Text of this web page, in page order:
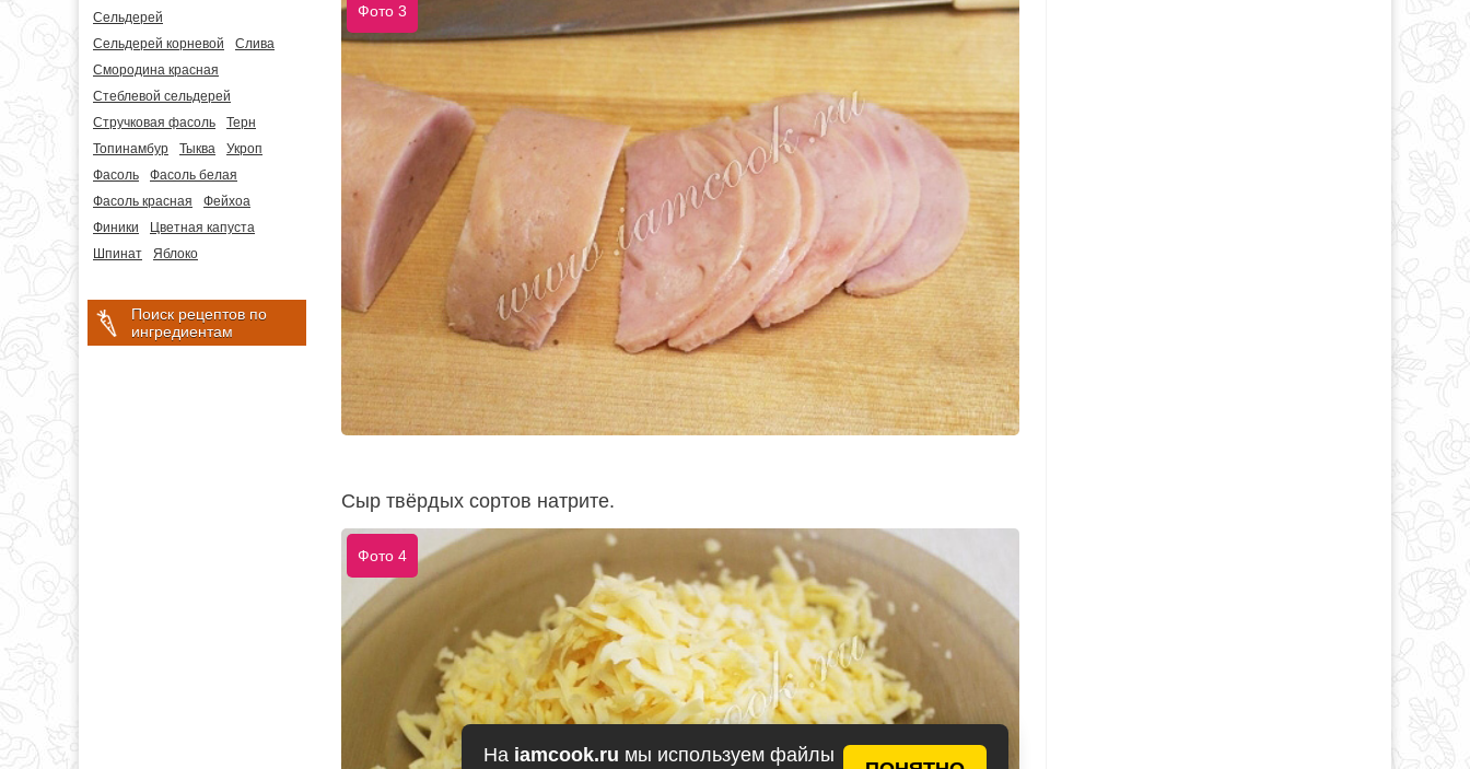
На iamcook.ru мы используем файлы
Сельдерей
Сельдерей корневой
Слива
Смородина красная
Стеблевой сельдерей
Стручковая фасоль
Терн
Топинамбур
Тыква
Укроп
Фасоль
Фасоль белая
Фасоль красная
Фейхоа
Финики
Цветная капуста
Шпинат
Яблоко
Поиск рецептов по
ингредиентам
Фото 3
Сыр твёрдых сортов натрите.
Фото 4